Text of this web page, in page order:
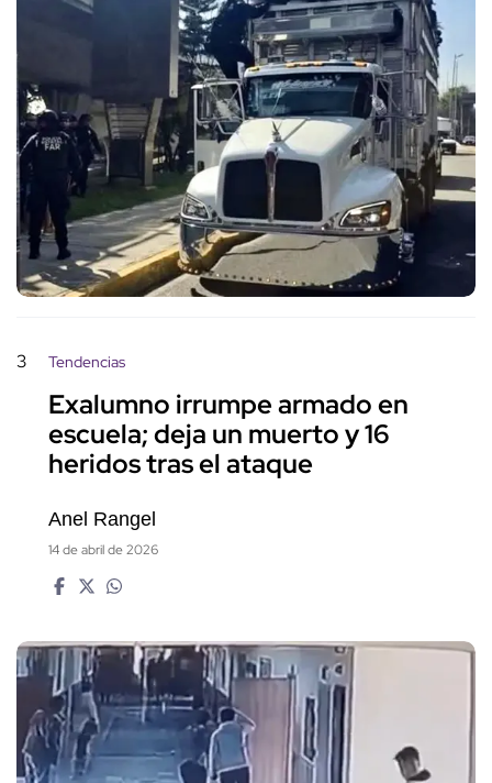
3 Tendencias
Exalumno irrumpe armado en
escuela; deja un muerto y 16
heridos tras el ataque
Anel Rangel
14 de abril de 2026